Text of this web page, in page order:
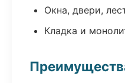
Окна, двери,
Кладка и